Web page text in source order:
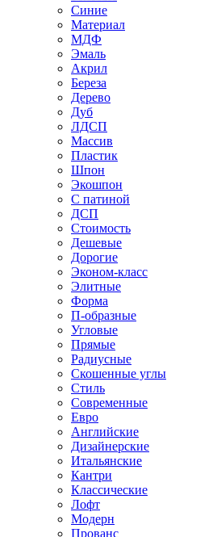
Синие
Материал
МДФ
Эмаль
Акрил
Береза
Дерево
Дуб
ЛДСП
Массив
Пластик
Шпон
Экошпон
С патиной
ДСП
Стоимость
Дешевые
Дорогие
Эконом-класс
Элитные
Форма
П-образные
Угловые
Прямые
Радиусные
Скошенные углы
Стиль
Современные
Евро
Английские
Дизайнерские
Итальянские
Кантри
Классические
Лофт
Модерн
Прованс